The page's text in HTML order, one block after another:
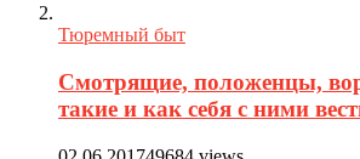
Тюремный быт
Смотрящие, положенцы,
такие и как себя с ними